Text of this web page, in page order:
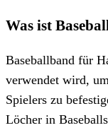
Was ist
Baseballband für
verwendet wird,
Spielers zu
Löcher in